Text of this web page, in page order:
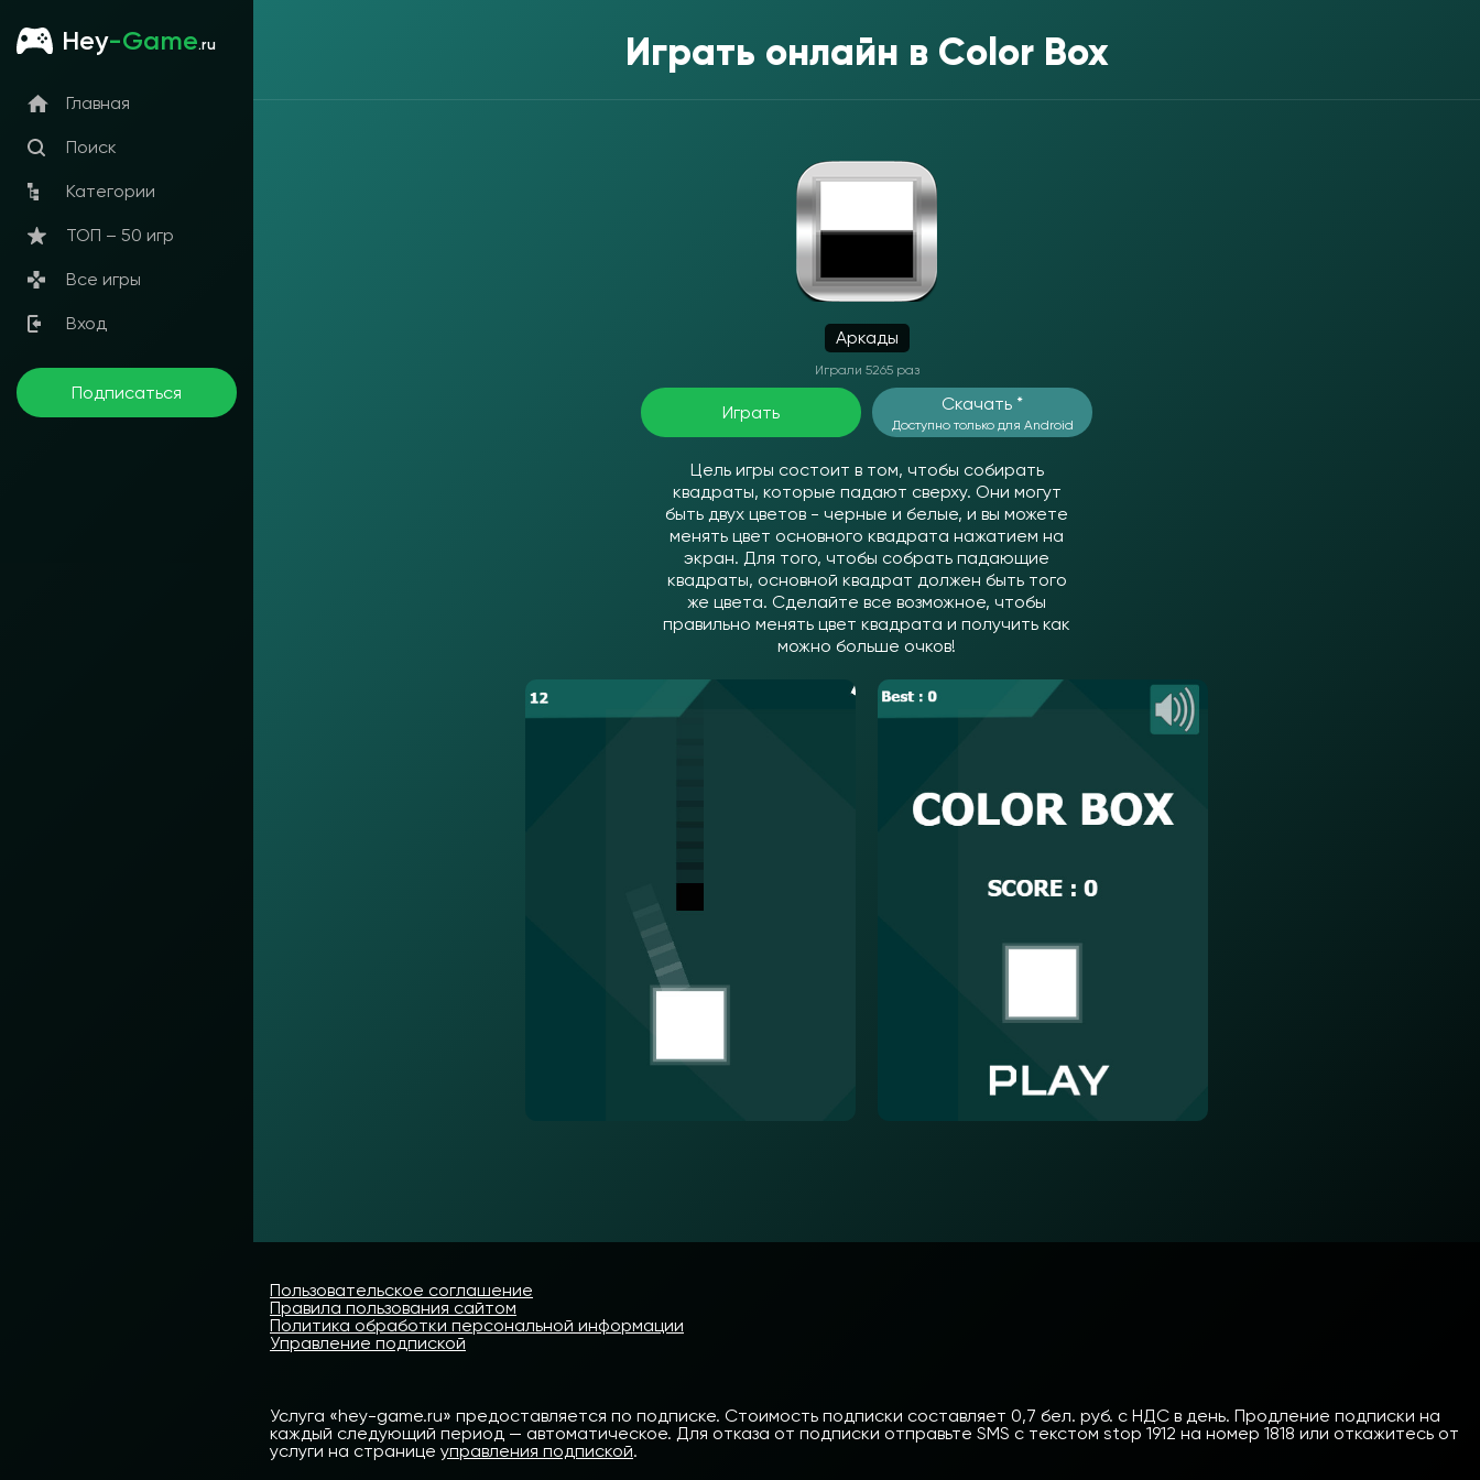
Hey-Game.ru
Главная
Поиск
Категории
ТОП – 50 игр
Все игры
Вход
Подписаться
Играть онлайн в Color Box
Аркады
Играли 5265 раз
Играть Скачать *
Доступно только для Android
Цель игры состоит в том, чтобы собирать
квадраты, которые падают сверху. Они могут
быть двух цветов - черные и белые, и вы можете
менять цвет основного квадрата нажатием на
экран. Для того, чтобы собрать падающие
квадраты, основной квадрат должен быть того
же цвета. Сделайте все возможное, чтобы
правильно менять цвет квадрата и получить как
можно больше очков!
Пользовательское соглашение
Правила пользования сайтом
Политика обработки персональной информации
Управление подпиской
Услуга «hey-game.ru» предоставляется по подписке. Стоимость подписки составляет 0,7 бел. руб. с НДС в день. Продление подписки на
каждый следующий период — автоматическое. Для отказа от подписки отправьте SMS с текстом stop 1912 на номер 1818 или откажитесь от
услуги на странице управления подпиской.